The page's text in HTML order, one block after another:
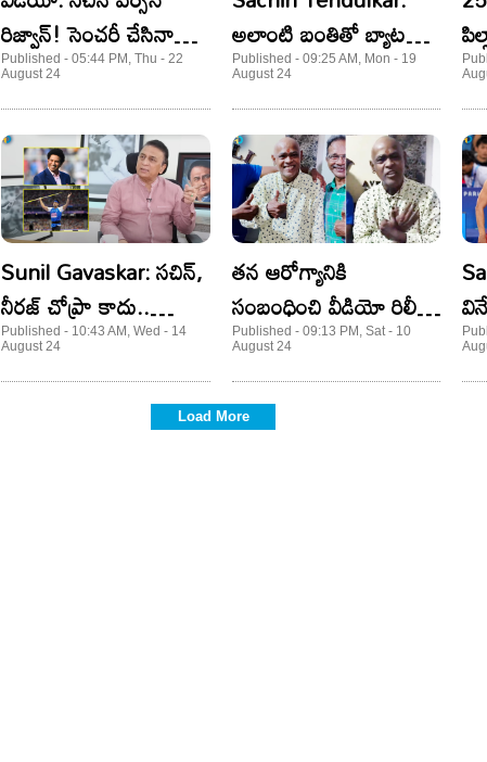
రిజ్వాన్‌! సెంచరీ చేసినా
తప్పని ట్రోలింగ్‌!
Published - 05:44 PM, Thu - 22
August 24
అలాంటి బంతితో బ్యాటర్లను
టెస్ట్ చేయాలి.. సచిన్
ఇంట్రెస్టింగ్ కామెంట్స్!
Published - 09:25 AM, Mon - 19
August 24
Sunil Gavaskar: సచిన్,
నీరజ్ చోప్రా కాదు..
ఇండియాలో ఉన్న గొప్ప
క్రీడాకారుడు అతడే: సునీల్
Published - 10:43 AM, Wed - 14
August 24
తన ఆరోగ్యానికి
సంబంధించి వీడియో రిలీజ్
చేసిన వినోద్ కాంబ్లీ!
Published - 09:13 PM, Sat - 10
August 24
Load More